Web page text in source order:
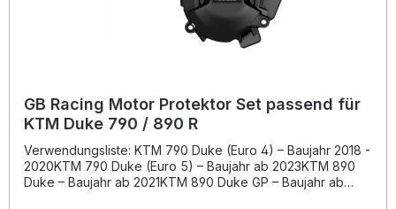
Kupplung Protektor Montageschrauben
GB Racing Motor Protektor Set passend für
KTM Duke 790 / 890 R
Verwendungsliste: KTM 790 Duke (Euro 4) – Baujahr 2018 -
2020KTM 790 Duke (Euro 5) – Baujahr ab 2023KTM 890
Duke – Baujahr ab 2021KTM 890 Duke GP – Baujahr ab